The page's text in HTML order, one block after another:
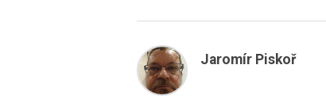
Jaromír Piskoř